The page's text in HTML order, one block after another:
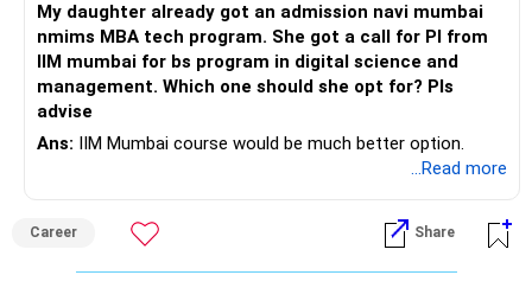
My daughter already got an admission navi mumbai
nmims MBA tech program. She got a call for PI from
IIM mumbai for bs program in digital science and
management. Which one should she opt for? Pls
advise
Ans: IIM Mumbai course would be much better option.
...Read more
Career Share